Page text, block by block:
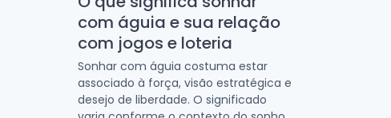
com águia e sua relação
com jogos e loteria
Sonhar com águia costuma estar
associado à força, visão estratégica e
desejo de liberdade. O significado